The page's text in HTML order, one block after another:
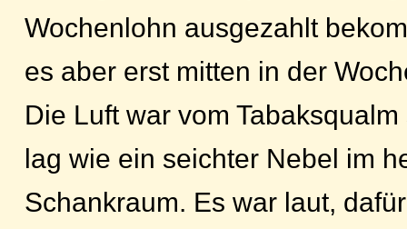
Wochenlohn ausgezahlt
es aber erst mitten in der
Die Luft war vom
lag wie ein seichter Nebel im
Schankraum. Es war laut,